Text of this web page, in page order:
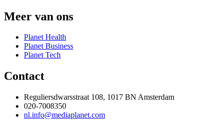
Meer van ons
Planet Health
Planet Business
Planet Tech
Contact
Reguliersdwarsstraat 108, 1017 BN Amsterdam
020-7008350
nl.info@mediaplanet.com